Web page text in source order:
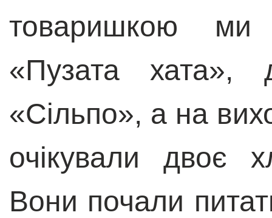
товаришкою ми
«Пузата хата»,
«Сільпо», а на
очікували двоє
Вони почали